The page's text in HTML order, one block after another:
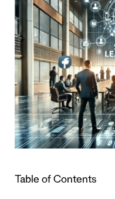
Table of Contents